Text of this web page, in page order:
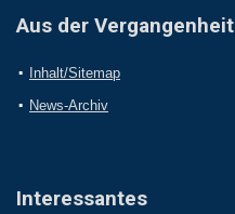
Aus der Vergangenheit
Inhalt/Sitemap
News-Archiv
Interessantes